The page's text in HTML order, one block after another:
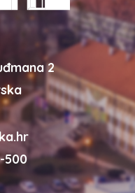
2
500